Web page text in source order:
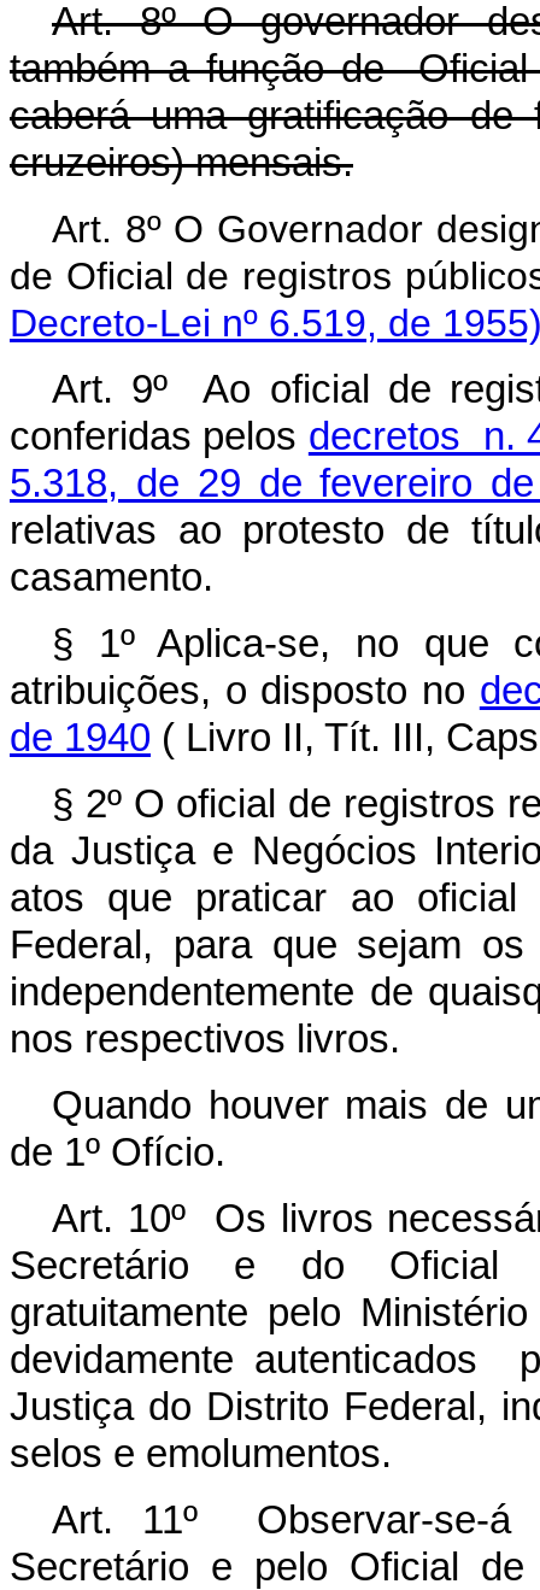
Art. 8º O governador
também a função de
caberá uma gratificação
cruzeiros) mensais.
Art. 8º O Governador
de Oficial de
Decreto-Lei nº 6.519, de
Art. 9º Ao oficial de
conferidas pelos decretos n.
5.318, de 29 de fevereiro
relativas ao protesto de
casamento.
§ 1º Aplica-se, no que
atribuições, o disposto no
de 1940 ( Livro II, Tít. III,
§ 2º O oficial de registros
da Justiça e Negócios
atos que praticar ao oficial
Federal, para que sejam
independentemente de
nos respectivos livros.
Quando houver mais de
de 1º Ofício.
Art. 10º Os livros
Secretário e do Oficial
gratuitamente pelo
devidamente autenticados
Justiça do Distrito Federal,
selos e emolumentos.
Art. 11º Observar-se-á
Secretário e pelo Oficial